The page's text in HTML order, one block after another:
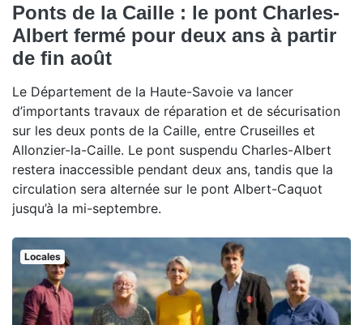
Ponts de la Caille : le pont Charles-
Albert fermé pour deux ans à partir
de fin août
Le Département de la Haute-Savoie va lancer
d’importants travaux de réparation et de sécurisation
sur les deux ponts de la Caille, entre Cruseilles et
Allonzier-la-Caille. Le pont suspendu Charles-Albert
restera inaccessible pendant deux ans, tandis que la
circulation sera alternée sur le pont Albert-Caquot
jusqu’à la mi-septembre.
Locales